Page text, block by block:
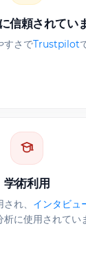
信頼されてい
すさでTrustpilot
学術利用
れ、 インタビュ
に使用されてい